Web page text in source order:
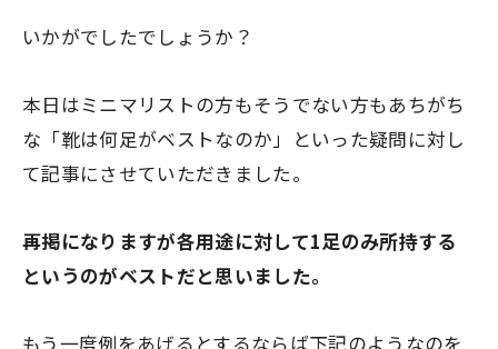
いかがでしたでしょうか？
本日はミニマリストの方もそうでない方もあちがち
な 「靴は何足がベストなのか」
といった疑問に対し
て記事にさせていただきました。
再掲になりますが各用途に対して1足のみ所持する
というのがベストだと思いました。
もう一度例をあげるとするならば下記のようなのを